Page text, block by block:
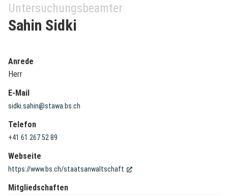
Untersuchungsbeamter
Sahin Sidki
Anrede
Herr
E-Mail
sidki.sahin@stawa.bs.ch
Telefon
+41 61 267 52 89
Webseite
https://www.bs.ch/staatsanwaltschaft (External Link)
Mitgliedschaften